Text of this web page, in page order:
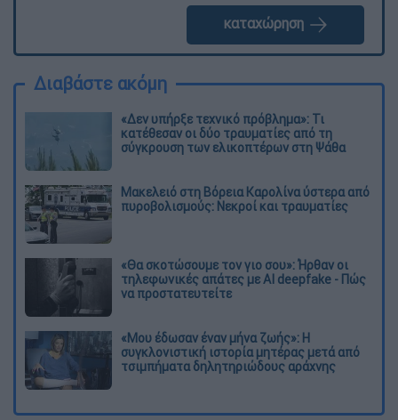
καταχώρηση
Διαβάστε ακόμη
«Δεν υπήρξε τεχνικό πρόβλημα»: Τι
κατέθεσαν οι δύο τραυματίες από τη
σύγκρουση των ελικοπτέρων στη Ψάθα
Μακελειό στη Βόρεια Καρολίνα ύστερα από
πυροβολισμούς: Νεκροί και τραυματίες
«Θα σκοτώσουμε τον γιο σου»: Ήρθαν οι
τηλεφωνικές απάτες με AI deepfake - Πώς
να προστατευτείτε
«Μου έδωσαν έναν μήνα ζωής»: Η
συγκλονιστική ιστορία μητέρας μετά από
τσιμπήματα δηλητηριώδους αράχνης